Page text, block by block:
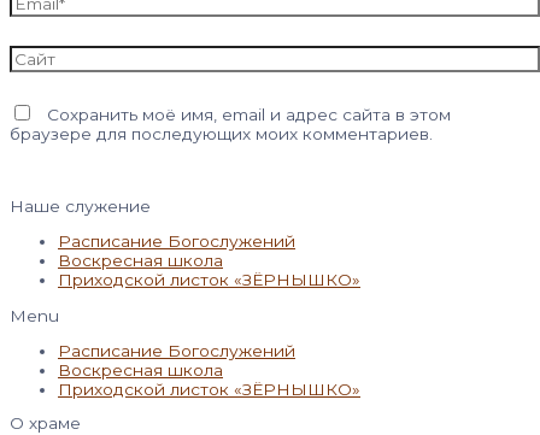
Сайт
Сохранить моё имя, email и адрес сайта в этом
браузере для последующих моих комментариев.
Наше служение
Расписание Богослужений
Воскресная школа
Приходской листок «ЗЁРНЫШКО»
Menu
Расписание Богослужений
Воскресная школа
Приходской листок «ЗЁРНЫШКО»
О храме